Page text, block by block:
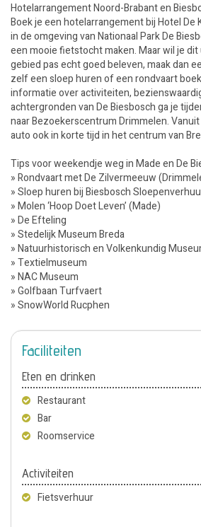
Hotelarrangement Noord-Brabant en
Boek je een hotelarrangement bij Hotel De
in de omgeving van Nationaal Park De
een mooie fietstocht maken. Maar wil je
gebied pas echt goed beleven, maak dan
zelf een sloep huren of een rondvaart
informatie over activiteiten,
achtergronden van De Biesbosch ga je
naar Bezoekerscentrum Drimmelen.
auto ook in korte tijd in het centrum van
Tips voor weekendje weg in Made en De
» Rondvaart met De Zilvermeeuw
» Sloep huren bij Biesbosch
» Molen ‘Hoop Doet Leven’ (Made)
» De Efteling
» Stedelijk Museum Breda
» Natuurhistorisch en Volkenkundig
» Textielmuseum
» NAC Museum
» Golfbaan Turfvaert
» SnowWorld Rucphen
Faciliteiten
Eten en drinken
Restaurant
Bar
Roomservice
Activiteiten
Fietsverhuur